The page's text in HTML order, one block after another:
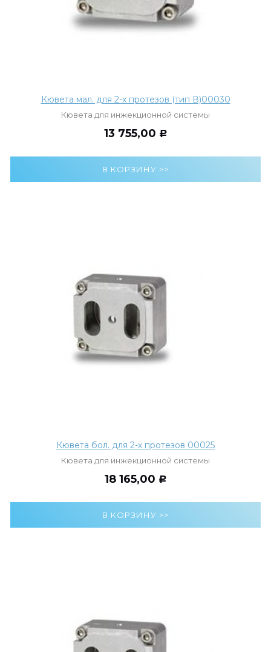
Кювета мал. для 2-х протезов (тип В)00030
Кювета для инжекционной системы
13 755,00 Р
Кювета бол. для 2-х протезов 00025
Кювета для инжекционной системы
18 165,00 Р